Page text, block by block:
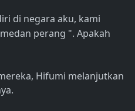
di negara aku, kami
perang ". Apakah
Hifumi melanjutkan